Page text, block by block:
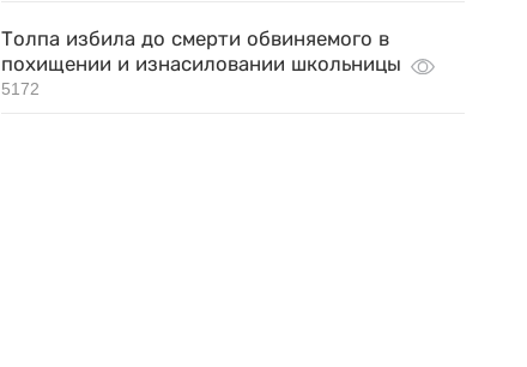
Толпа избила до смерти обвиняемого в
похищении и изнасиловании школьницы
5172